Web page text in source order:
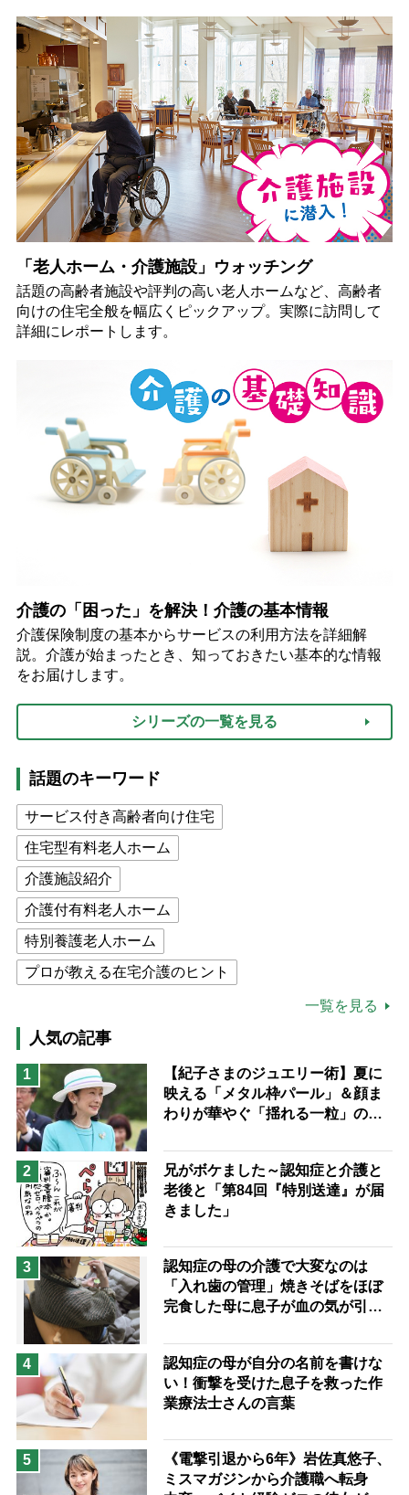
「老人ホーム・介護施設」ウォッチング
話題の高齢者施設や評判の高い老人ホームなど、高齢者
向けの住宅全般を幅広くピックアップ。実際に訪問して
詳細にレポートします。
介護の「困った」を解決！介護の基本情報
介護保険制度の基本からサービスの利用方法を詳細解
説。介護が始まったとき、知っておきたい基本的な情報
をお届けします。
シリーズの一覧を見る
話題のキーワード
サービス付き高齢者向け住宅
住宅型有料老人ホーム
介護施設紹介
介護付有料老人ホーム
特別養護老人ホーム
プロが教える在宅介護のヒント
高木ブー
ケアマネジャー
猫が母になつきません
息子の遠距離介護サバイバル術
兄がボケました
予防法
一覧を見る
人気の記事
1
【紀子さまのジュエリー術】夏に
映える「メタル枠パール」＆顔ま
わりが華やぐ「揺れる一粒」の使
2
兄がボケました～認知症と介護と
老後と「第84回『特別送達』が届
きました」
3
認知症の母の介護で大変なのは
「入れ歯の管理」焼きそばをほぼ
完食した母に息子が血の気が引い
4
認知症の母が自分の名前を書けな
い！衝撃を受けた息子を救った作
業療法士さんの言葉
5
《電撃引退から6年》岩佐真悠子、
ミスマガジンから介護職へ転身